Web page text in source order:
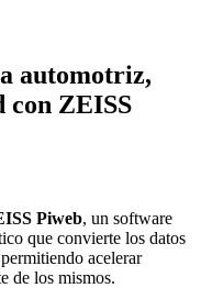
automotriz,
con ZEISS
Piweb, un software
que convierte los datos
acelerar
de los mismos.